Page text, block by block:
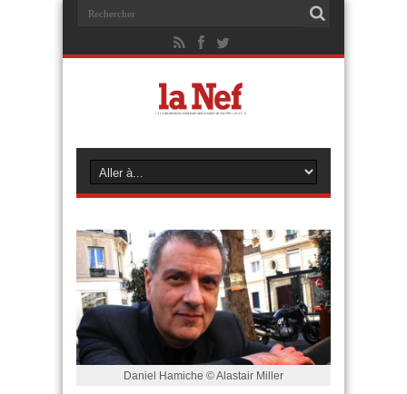
Daniel Hamiche © Alastair Miller